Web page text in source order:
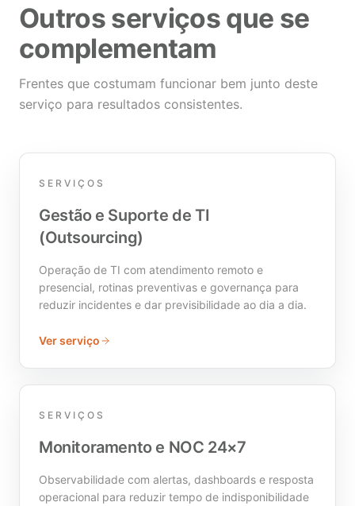
Outros serviços que se
complementam
Frentes que costumam funcionar bem junto deste
serviço para resultados consistentes.
SERVIÇOS
Gestão e Suporte de TI
(Outsourcing)
Operação de TI com atendimento remoto e
presencial, rotinas preventivas e governança para
reduzir incidentes e dar previsibilidade ao dia a dia.
Ver serviço
SERVIÇOS
Monitoramento e NOC 24×7
Observabilidade com alertas, dashboards e resposta
operacional para reduzir tempo de indisponibilidade